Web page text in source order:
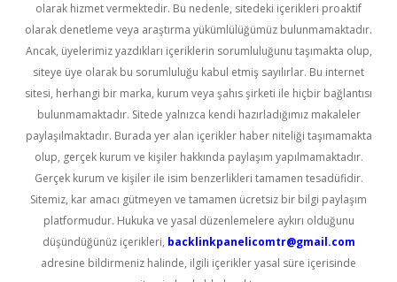
olarak hizmet vermektedir. Bu nedenle, sitedeki içerikleri proaktif
olarak denetleme veya araştırma yükümlülüğümüz bulunmamaktadır.
Ancak, üyelerimiz yazdıkları içeriklerin sorumluluğunu taşımakta olup,
siteye üye olarak bu sorumluluğu kabul etmiş sayılırlar. Bu internet
sitesi, herhangi bir marka, kurum veya şahıs şirketi ile hiçbir bağlantısı
bulunmamaktadır. Sitede yalnızca kendi hazırladığımız makaleler
paylaşılmaktadır. Burada yer alan içerikler haber niteliği taşımamakta
olup, gerçek kurum ve kişiler hakkında paylaşım yapılmamaktadır.
Gerçek kurum ve kişiler ile isim benzerlikleri tamamen tesadüfidir.
Sitemiz, kar amacı gütmeyen ve tamamen ücretsiz bir bilgi paylaşım
platformudur. Hukuka ve yasal düzenlemelere aykırı olduğunu
düşündüğünüz içerikleri, backlinkpanelicomtr@gmail.com
adresine bildirmeniz halinde, ilgili içerikler yasal süre içerisinde